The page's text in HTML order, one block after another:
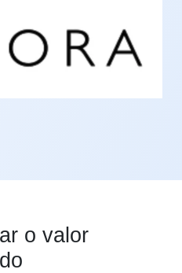
o valor